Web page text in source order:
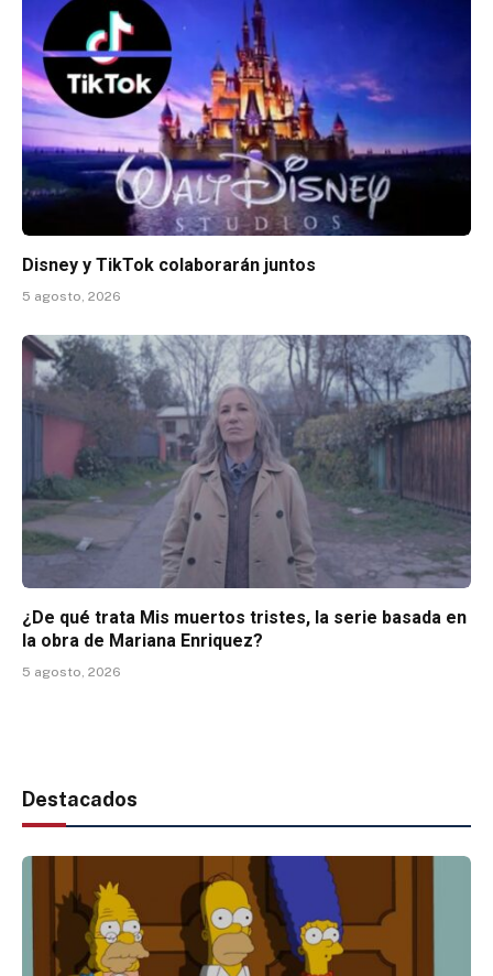
Disney y TikTok colaborarán juntos
5 agosto, 2026
¿De qué trata Mis muertos tristes, la serie basada en
la obra de Mariana Enriquez?
5 agosto, 2026
Destacados